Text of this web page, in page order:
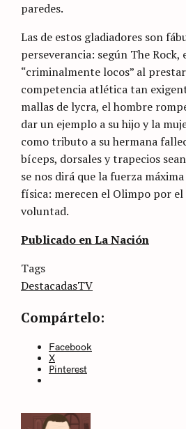
paredes.
Las de estos gladiadores son
perseverancia: según The Rock,
“criminalmente locos” al
competencia atlética tan
mallas de lycra, el hombre
dar un ejemplo a su hijo y la
como tributo a su hermana
bíceps, dorsales y trapecios
se nos dirá que la fuerza
física: merecen el Olimpo por
voluntad.
Publicado en La Nación
Categories
categoría
Tags
DestacadasTV
Compártelo:
Facebook
X
Pinterest